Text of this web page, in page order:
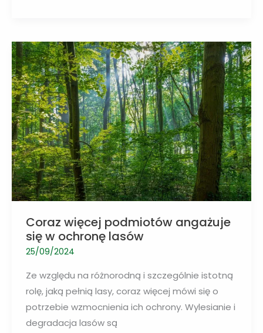
przyrodzie
pomagamy
również
jego
mieszkańcom
Coraz więcej podmiotów angażuje
się w ochronę lasów
25/09/2024
Ze względu na różnorodną i szczególnie istotną
rolę, jaką pełnią lasy, coraz więcej mówi się o
potrzebie wzmocnienia ich ochrony. Wylesianie i
degradacja lasów są